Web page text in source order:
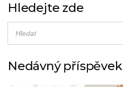
Hledejte zde
Nedávný příspěvek